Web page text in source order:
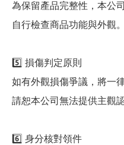
為保留產品完整性，本公
自行檢查商品功能與外觀。
5️⃣ 損傷判定原則
如有外觀損傷爭議，將一
請恕本公司無法提供主觀認
6️⃣ 身分核對領件